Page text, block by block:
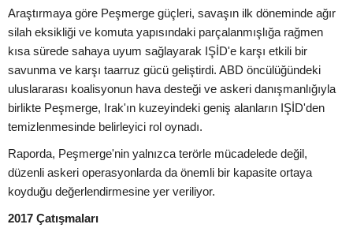
Araştırmaya göre Peşmerge güçleri, savaşın ilk döneminde ağır
silah eksikliği ve komuta yapısındaki parçalanmışlığa rağmen
kısa sürede sahaya uyum sağlayarak IŞİD'e karşı etkili bir
savunma ve karşı taarruz gücü geliştirdi. ABD öncülüğündeki
uluslararası koalisyonun hava desteği ve askeri danışmanlığıyla
birlikte Peşmerge, Irak'ın kuzeyindeki geniş alanların IŞİD'den
temizlenmesinde belirleyici rol oynadı.
Raporda, Peşmerge'nin yalnızca terörle mücadelede değil,
düzenli askeri operasyonlarda da önemli bir kapasite ortaya
koyduğu değerlendirmesine yer veriliyor.
2017 Çatışmaları